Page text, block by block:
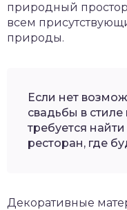
природный
всем
природы.
Если нет
свадьбы в
требуется
ресторан, где
Декоративные